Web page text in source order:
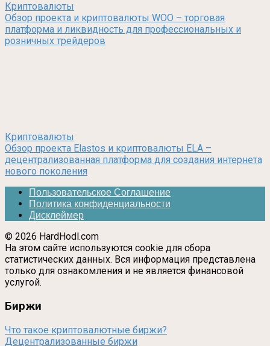
Криптовалюты
Обзор проекта и криптовалюты WOO – торговая
платформа и ликвидность для профессиональных и
розничных трейдеров
Криптовалюты
Обзор проекта Elastos и криптовалюты ELA –
децентрализованная платформа для создания интернета
нового поколения
Пользовательское Соглашение
Политика конфиденциальности
Дисклеймер
© 2026 HardHodl.com
На этом сайте используются cookie для сбора
статистических данных. Вся информация представлена
только для ознакомления и не является финансовой
услугой.
Биржи
Что такое криптовалютные биржи?
Децентрализованные биржи